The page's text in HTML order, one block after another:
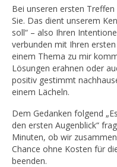
Bei unseren ersten
Sie. Das dient unserem
soll“ – also Ihren
verbunden mit Ihren
einem Thema zu mir
Lösungen erahnen oder
positiv gestimmt
einem Lächeln.
Dem Gedanken folgend
den ersten Augenblick“
Minuten, ob wir
Chance ohne Kosten für
beenden.